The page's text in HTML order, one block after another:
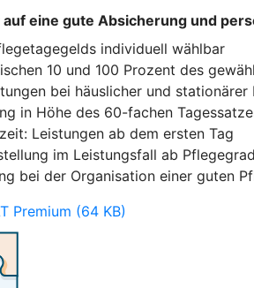
auf eine gute Absicherung und
individuell wählbar
10 und 100 Prozent des
bei häuslicher und stationärer
in Höhe des 60-fachen
Leistungen ab dem ersten Tag
im Leistungsfall ab
bei der Organisation einer guten
Premium (64 KB)